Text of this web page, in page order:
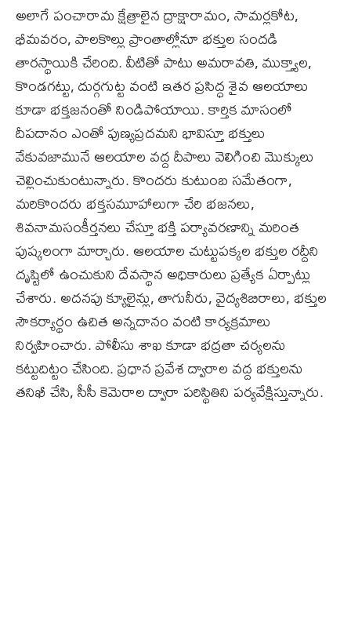
అలాగే పంచారామ క్షేత్రాలైన ద్రాక్షారామం, సామర్లకోట,
భీమవరం, పాలకొల్లు ప్రాంతాల్లోనూ భక్తుల సందడి
తారస్థాయికి చేరింది. వీటితో పాటు అమరావతి, ముక్త్యాల,
కొండగట్టు, దుర్గగుట్ట వంటి ఇతర ప్రసిద్ధ శైవ ఆలయాలు
కూడా భక్తజనంతో నిండిపోయాయి. కార్తిక మాసంలో
దీపదానం ఎంతో పుణ్యప్రదమని భావిస్తూ భక్తులు
వేకువజామునే ఆలయాల వద్ద దీపాలు వెలిగించి మొక్కులు
చెల్లించుకుంటున్నారు. కొందరు కుటుంబ సమేతంగా,
మరికొందరు భక్తసమూహాలుగా చేరి భజనలు,
శివనామసంకీర్తనలు చేస్తూ భక్తి పర్యావరణాన్ని మరింత
పుష్కలంగా మార్చారు. ఆలయాల చుట్టుపక్కల భక్తుల రద్దీని
దృష్టిలో ఉంచుకుని దేవస్థాన అధికారులు ప్రత్యేక ఏర్పాట్లు
చేశారు. అదనపు క్యూలైన్లు, తాగునీరు, వైద్యశిబిరాలు, భక్తుల
సౌకర్యార్థం ఉచిత అన్నదానం వంటి కార్యక్రమాలు
నిర్వహించారు. పోలీసు శాఖ కూడా భద్రతా చర్యలను
కట్టుదిట్టం చేసింది. ప్రధాన ప్రవేశ ద్వారాల వద్ద భక్తులను
తనిఖీ చేసి, సీసీ కెమెరాల ద్వారా పరిస్థితిని పర్యవేక్షిస్తున్నారు.